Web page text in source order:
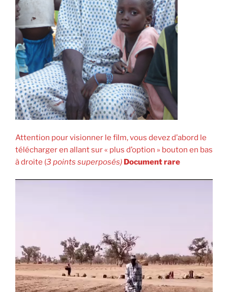
Attention pour visionner le film, vous devez d’abord le
télécharger en allant sur « plus d’option » bouton en bas
à droite (3 points superposés) Document rare